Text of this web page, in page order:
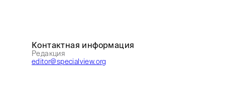
Контактная информация
Редакция
editor@specialview.org